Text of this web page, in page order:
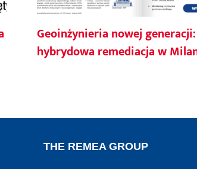
Geoinżynieria nowej generacji:
hybrydowa remediacja w
THE REMEA GROUP